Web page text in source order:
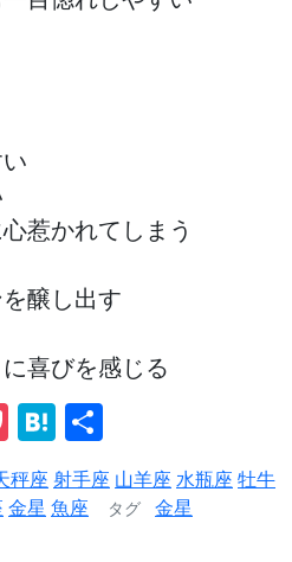
惹かれてしまう
醸し出す
喜びを感じる
PocketHatena
有
秤座 射手座 山羊座 水瓶座 牡牛
金星 魚座 タグ 金星